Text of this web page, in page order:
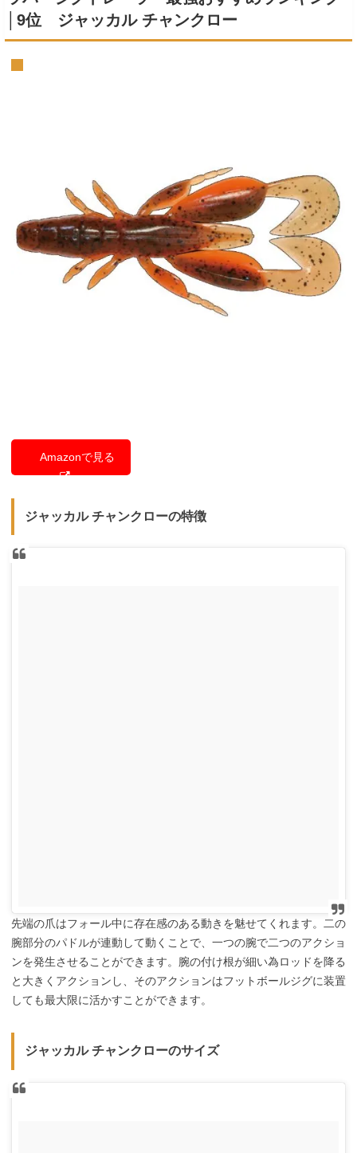
│9位 ジャッカル チャンクロー
Amazonで見る
ジャッカル チャンクローの特徴
先端の爪はフォール中に存在感のある動きを魅せてくれます。二の
腕部分のパドルが連動して動くことで、一つの腕で二つのアクショ
ンを発生させることができます。腕の付け根が細い為ロッドを降る
と大きくアクションし、そのアクションはフットボールジグに装置
しても最大限に活かすことができます。
ジャッカル チャンクローのサイズ